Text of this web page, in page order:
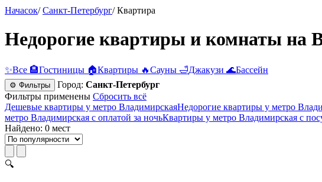
Начасок/ Санкт-Петербург/ Квартира
Недорогие квартиры и комнаты на
✨Все 🏨Гостиницы 🏠Квартиры 🔥Сауны 🛁Джакузи 🌊Бассейн
⚙ Фильтры Город: Санкт-Петербург
Фильтры применены Сбросить всё
Дешевые квартиры у метро ВладимирскаяНедорогие квартиры у метро
метро Владимирская с оплатой за ночьКвартиры у метро Владимирская c
Найдено: 0 мест
🔍